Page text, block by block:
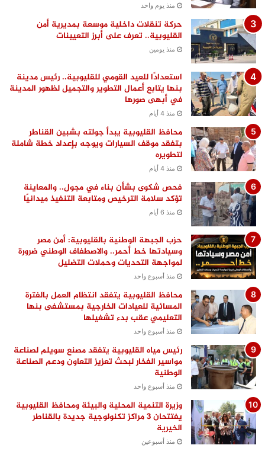
منذ يوم واحد
حركة تنقلات داخلية موسعة بمديرية أمن
القليوبية.. تعرف على أبرز التعيينات
منذ يومين
استعدادًا للعيد القومي للقليوبية.. رئيس مدينة
بنها يتابع أعمال التطوير والتجميل لظهور المدينة
في أبهى صورها
منذ 4 أيام
محافظ القليوبية يبدأ جولته بشبين القناطر
بتفقد موقف السيارات ويوجه بإعداد خطة شاملة
لتطويره
منذ 4 أيام
فحص شكوى بشأن بناء في مجول.. والمعاينة
تؤكد سلامة الترخيص ومتابعة التنفيذ ميدانيًا
منذ 6 أيام
حزب الجبهة الوطنية بالقليوبية: أمن مصر
وسيادتها خط أحمر.. والاصطفاف الوطني ضرورة
لمواجهة التحديات وحملات التضليل
منذ أسبوع واحد
محافظ القليوبية يتفقد انتظام العمل بالفترة
المسائية للعيادات الخارجية بمستشفى بنها
التعليمي عقب بدء تشغيلها
منذ أسبوع واحد
رئيس مياه القليوبية يتفقد مصنع سويلم لصناعة
مواسير الفخار لبحث تعزيز التعاون ودعم الصناعة
الوطنية
منذ أسبوع واحد
وزيرة التنمية المحلية والبيئة ومحافظ القليوبية
يفتتحان 3 مراكز تكنولوجية جديدة بالقناطر
الخيرية
منذ أسبوعين